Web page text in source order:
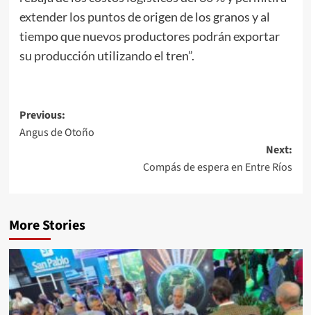
extender los puntos de origen de los granos y al
tiempo que nuevos productores podrán exportar
su producción utilizando el tren”.
Post
navigation
Previous:
Angus de Otoño
Next:
Compás de espera en Entre Ríos
More Stories